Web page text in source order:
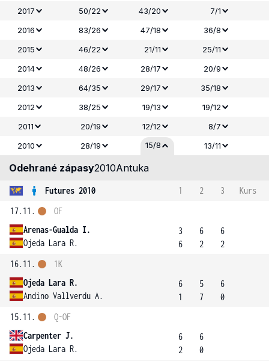
2017
50/22 43/20
7/1
2016
83/26 47/18
36/8
2015
46/22 21/11
25/11
2014
48/26 28/17
20/9
2013
64/35 29/17
35/18
2012
38/25 19/13
19/12
2011
20/19 12/12
8/7
2010
28/19 15/8 13/11
Odehrané zápasy2010Antuka
Futures 2010 1 2 3
Kurs
17.11.
Arenas-Gualda I.
Ojeda Lara R.
OF
3
6
6
2
6
2
16.11.
Ojeda Lara R.
Andino Vallverdu A.
1K
6
1
5
7
6
0
15.11.
Carpenter J.
Ojeda Lara R.
Q-OF
6
2
6
0